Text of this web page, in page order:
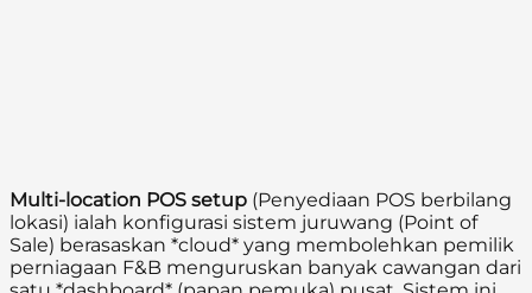
Multi-location POS setup (Penyediaan POS berbilang
lokasi) ialah konfigurasi sistem juruwang (Point of
Sale) berasaskan *cloud* yang membolehkan pemilik
perniagaan F&B menguruskan banyak cawangan dari